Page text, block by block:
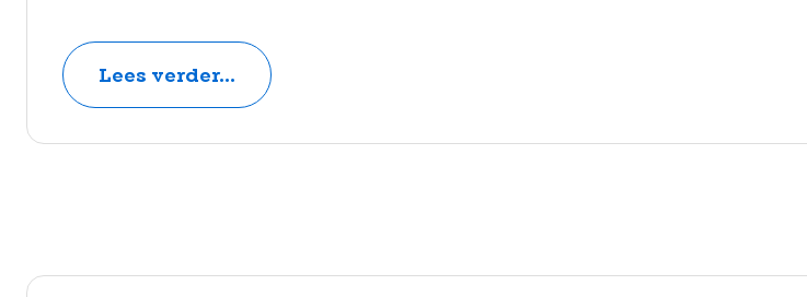
Lees verder...